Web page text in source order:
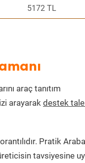
5172 TL
araç tanıtım
arayarak destek
Pratik
tavsiyesine